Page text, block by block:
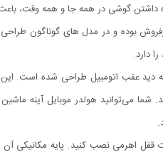
داشتن گوشی در همه جا و همه وقت،
بوده و در مدل های گوناگون
دارد.
دید عقب اتومبیل طراحی شده است.
می‌توانید هولدر موبایل آینه
قفل اهرمی نصب کنید. پایه